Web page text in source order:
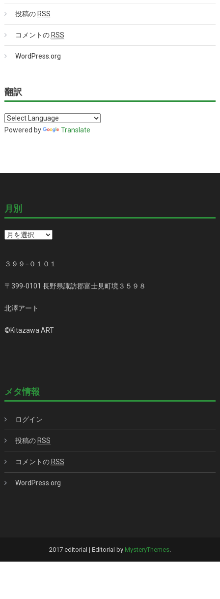
投稿のRSS
コメントのRSS
WordPress.org
翻訳
Powered by Translate
月別
月
３９９−０１０１
〒399-0101 長野県諏訪郡富士見町境３５９８
北澤アート
©️Kitazawa ART
メタ情報
ログイン
投稿のRSS
コメントのRSS
WordPress.org
2017 editorial | Editorial by MysteryThemes